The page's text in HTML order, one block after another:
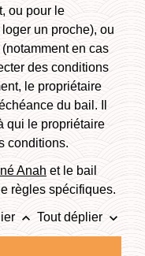
ou pour le
un proche), ou
(notamment en cas
des conditions
le propriétaire
du bail. Il
qui le propriétaire
conditions.
Anah et le bail
règles spécifiques.
keyboard_arrow_up Tout déplier keyboard_arrow_down